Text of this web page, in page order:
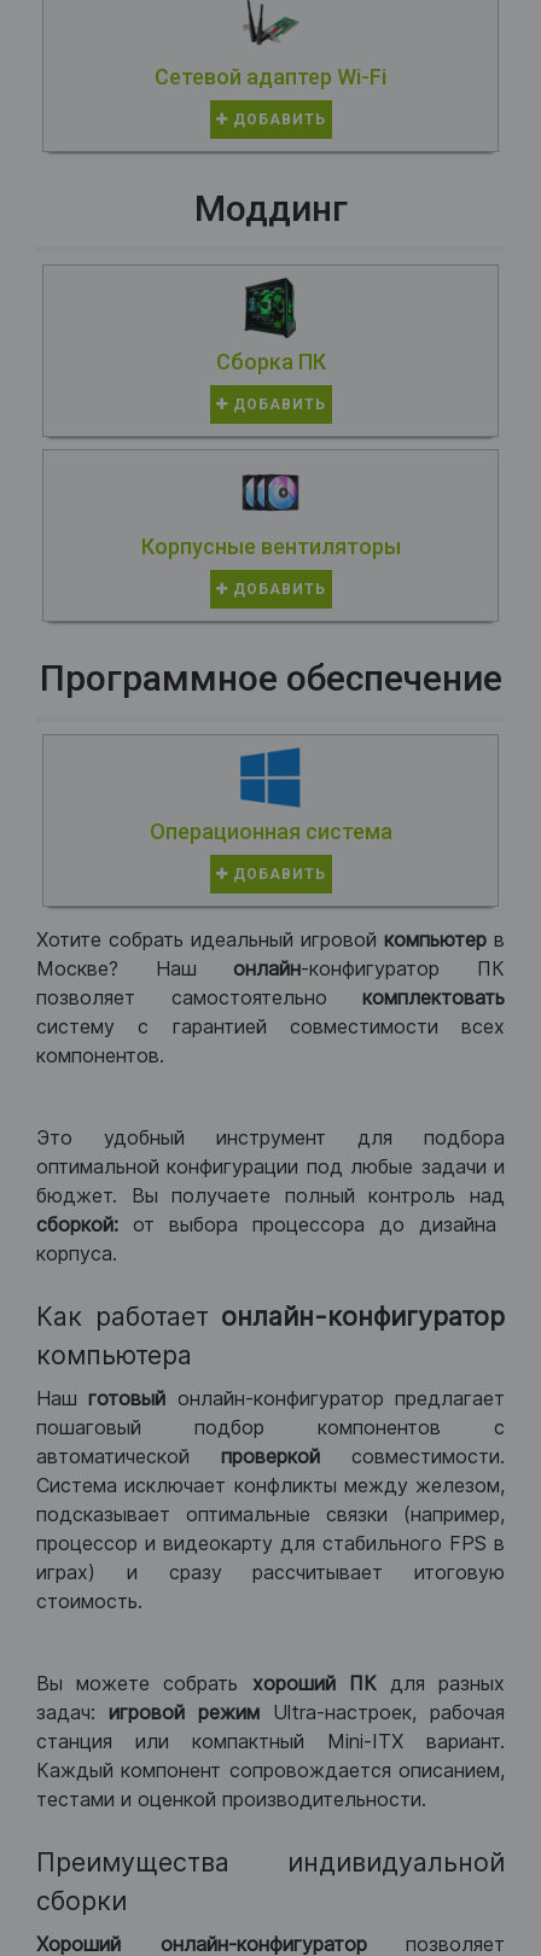
Сетевой адаптер Wi-Fi
ДОБАВИТЬ
Моддинг
Сборка ПК
ДОБАВИТЬ
Корпусные вентиляторы
ДОБАВИТЬ
Программное обеспечение
Операционная система
ДОБАВИТЬ
Хотите собрать идеальный игровой компьютер в
Москве? Нашонлайн-конфигуратор ПК
позволяет самостоятельно комплектовать
систему с гарантией совместимости всех
компонентов.
Это удобный инструмент для подбора
оптимальной конфигурации под любые задачи и
бюджет. Вы получаете полный контроль над
сборкой: от выбора процессора до дизайна
корпуса.
Как работает онлайн-конфигуратор
компьютера
Нашготовый онлайн-конфигуратор предлагает
пошаговый подбор компонентов с
автоматической проверкой совместимости.
Система исключает конфликты между железом,
подсказывает оптимальные связки (например,
процессор и видеокарту для стабильного FPS в
играх) и сразу рассчитывает итоговую
стоимость.
Вы можете собрать хороший ПКдля разных
задач: игровой режим Ultra-настроек, рабочая
станция или компактный Mini-ITX вариант.
Каждый компонент сопровождается описанием,
тестами и оценкой производительности.
Преимущества индивидуальной
сборки
Хороший онлайн-конфигураторпозволяет